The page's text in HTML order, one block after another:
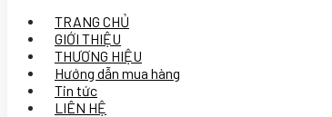
TRANG CHỦ
GIỚI THIỆU
THƯƠNG HIỆU
Hướng dẫn mua hàng
Tin tức
LIÊN HỆ